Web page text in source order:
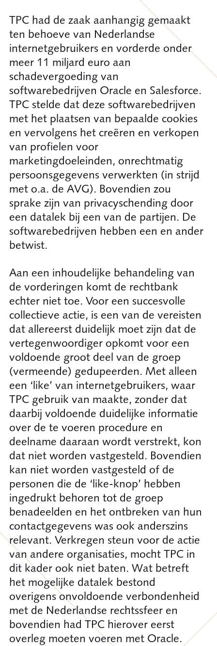
TPC had de zaak aanhangig gemaakt
ten behoeve van Nederlandse
internetgebruikers en vorderde onder
meer 11 miljard euro aan
schadevergoeding van
softwarebedrijven Oracle en Salesforce.
TPC stelde dat deze softwarebedrijven
met het plaatsen van bepaalde cookies
en vervolgens het creëren en verkopen
van profielen voor
marketingdoeleinden, onrechtmatig
persoonsgegevens verwerkten (in strijd
met o.a. de AVG). Bovendien zou
sprake zijn van privacyschending door
een datalek bij een van de partijen. De
softwarebedrijven hebben een en ander
betwist.
Aan een inhoudelijke behandeling van
de vorderingen komt de rechtbank
echter niet toe. Voor een succesvolle
collectieve actie, is een van de vereisten
dat allereerst duidelijk moet zijn dat de
vertegenwoordiger opkomt voor een
voldoende groot deel van de groep
(vermeende) gedupeerden. Met alleen
een ‘like’ van internetgebruikers, waar
TPC gebruik van maakte, zonder dat
daarbij voldoende duidelijke informatie
over de te voeren procedure en
deelname daaraan wordt verstrekt, kon
dat niet worden vastgesteld. Bovendien
kan niet worden vastgesteld of de
personen die de ‘like-knop’ hebben
ingedrukt behoren tot de groep
benadeelden en het ontbreken van hun
contactgegevens was ook anderszins
relevant. Verkregen steun voor de actie
van andere organisaties, mocht TPC in
dit kader ook niet baten. Wat betreft
het mogelijke datalek bestond
overigens onvoldoende verbondenheid
met de Nederlandse rechtssfeer en
bovendien had TPC hierover eerst
overleg moeten voeren met Oracle.